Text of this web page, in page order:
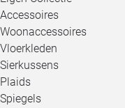
Accessoires
Woonaccessoires
Vloerkleden
Sierkussens
Plaids
Spiegels